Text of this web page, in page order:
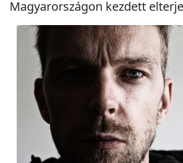
Magyarországon kezdett